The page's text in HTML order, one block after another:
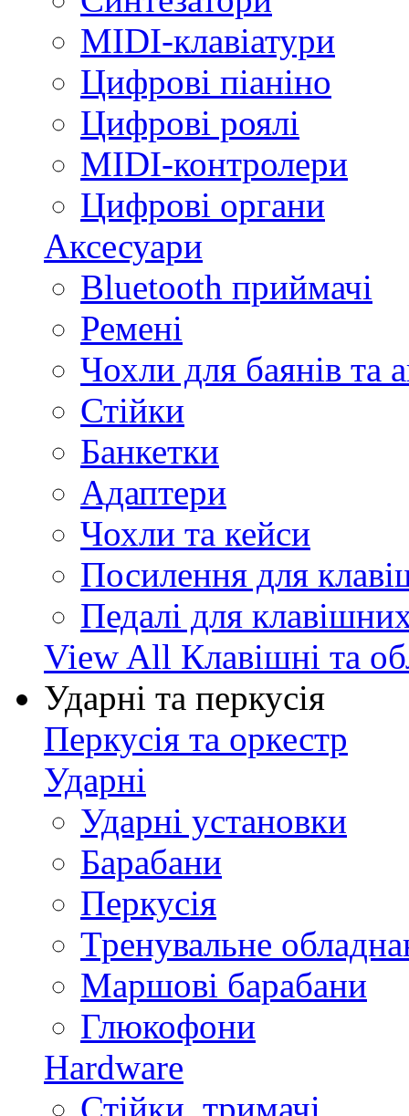
MIDI-клавіатури
Цифрові піаніно
Цифрові роялі
MIDI-контролери
Цифрові органи
Аксесуари
Bluetooth приймачі
Ремені
Чохли для баянів та
Стійки
Банкетки
Адаптери
Чохли та кейси
Посилення для
Педалі для
View All Клавішні та
Ударні та перкусія
Перкусія та оркестр
Ударні
Ударні установки
Барабани
Перкусія
Тренувальне
Маршові барабани
Глюкофони
Hardware